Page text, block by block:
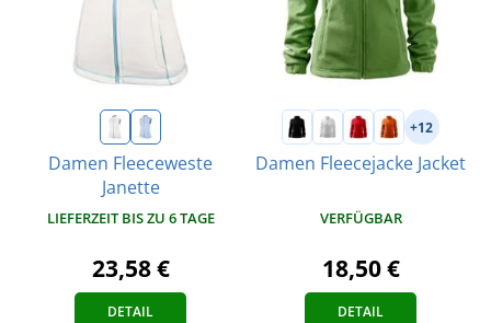
Damen Fleeceweste
Janette
LIEFERZEIT BIS ZU 6 TAGE
23,58 €
DETAIL
+12
Damen Fleecejacke Jacket
VERFÜGBAR
18,50 €
DETAIL